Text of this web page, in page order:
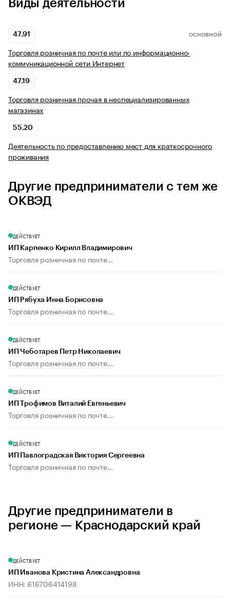
Виды деятельности
47.91 ОСНОВНОЙ
Торговля розничная по почте или по информационно-
коммуникационной сети Интернет
47.19
Торговля розничная прочая в неспециализированных
магазинах
55.20
Деятельность по предоставлению мест для краткосрочного
проживания
Другие предприниматели с тем же
ОКВЭД
ДЕЙСТВУЕТ
ИП Карпенко Кирилл Владимирович
Торговля розничная по почте...
ДЕЙСТВУЕТ
ИП Рябуха Инна Борисовна
Торговля розничная по почте...
ДЕЙСТВУЕТ
ИП Чеботарев Петр Николаевич
Торговля розничная по почте...
ДЕЙСТВУЕТ
ИП Трофимов Виталий Евгеньевич
Торговля розничная по почте...
ДЕЙСТВУЕТ
ИП Павлоградская Виктория Сергеевна
Торговля розничная по почте...
Другие предприниматели в
регионе — Краснодарский край
ДЕЙСТВУЕТ
ИП Иванова Кристина Александровна
ИНН: 616706414198